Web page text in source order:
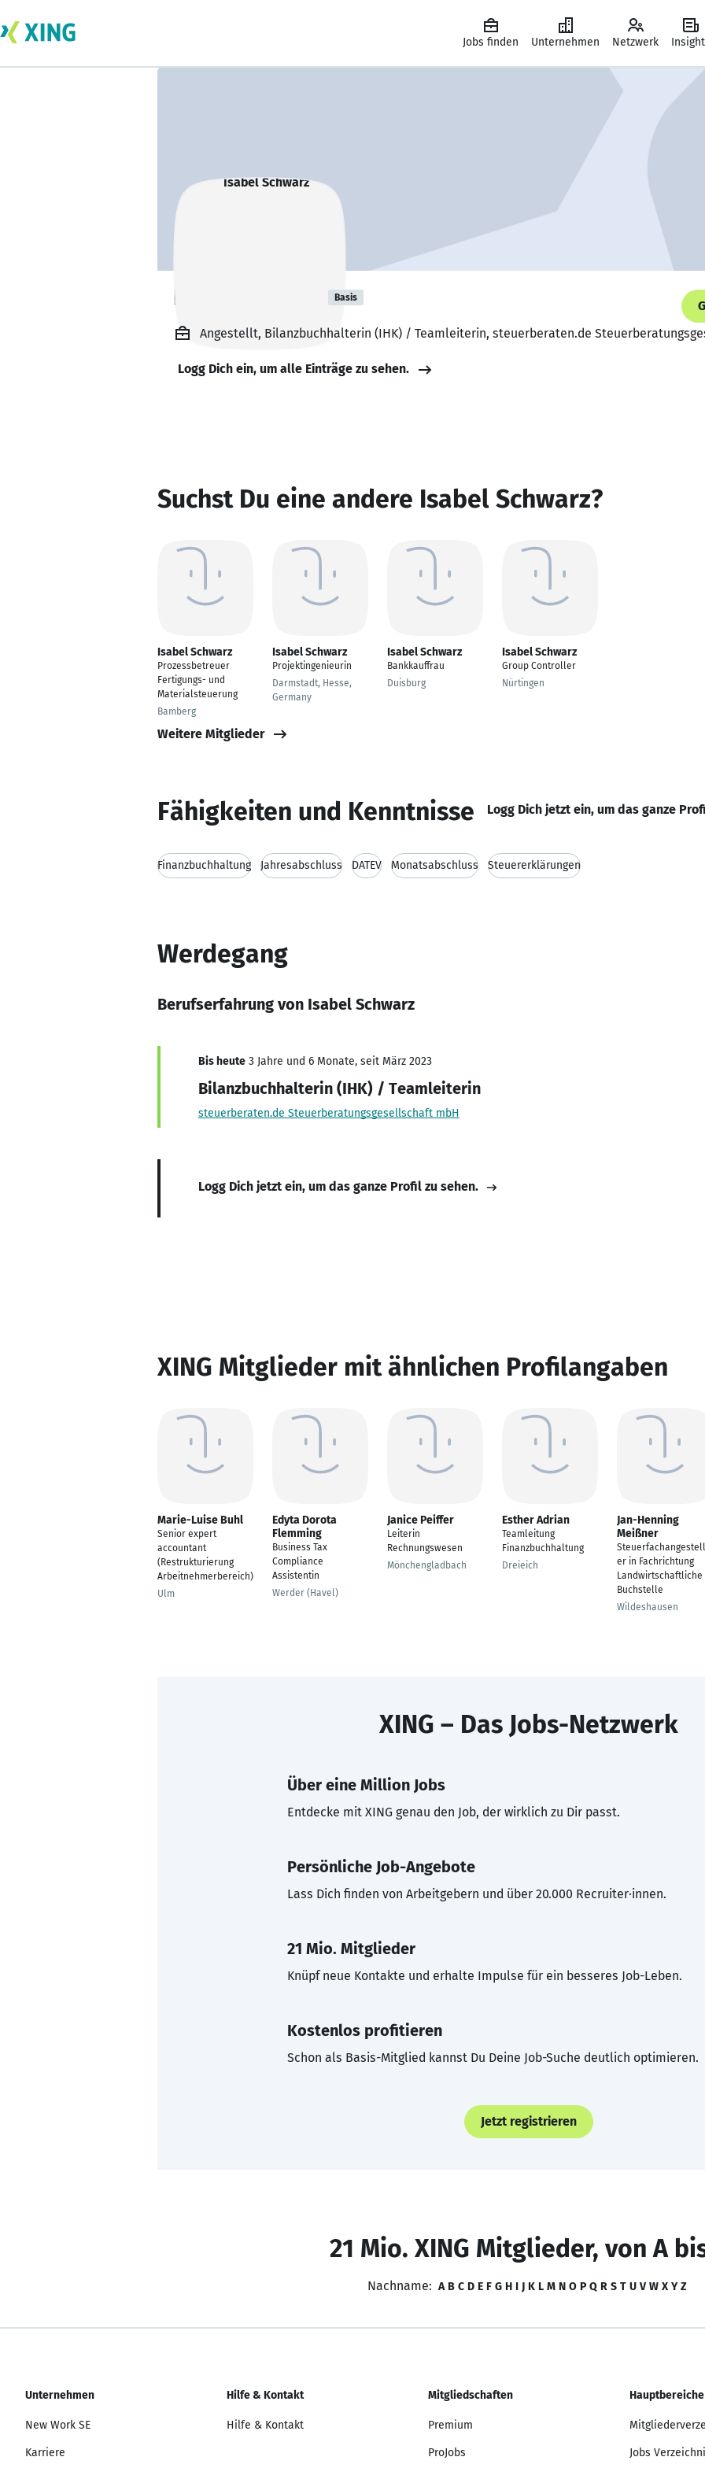
Jobs finden Unternehmen Netzwerk
Isabel Schwarz Basis
Angestellt, Bilanzbuchhalterin (IHK) / Teamleiterin, steuerberaten.de
Logg Dich ein, um alle Einträge zu sehen.
Suchst Du eine andere Isabel Schwarz?
Isabel Schwarz
Prozessbetreuer
Fertigungs- und
Materialsteuerung
Bamberg
Isabel Schwarz
Projektingenieurin
Darmstadt, Hesse,
Germany
Isabel Schwarz
Bankkauffrau
Duisburg
Isabel Schwarz
Group Controller
Nürtingen
Weitere Mitglieder
Fähigkeiten und Kenntnisse Logg Dich jetzt ein, um das ganze
Finanzbuchhaltung Jahresabschluss DATEV Monatsabschluss Steuererklärungen
Werdegang
Berufserfahrung von Isabel Schwarz
Bis heute 3 Jahre und 6 Monate, seit März 2023
Bilanzbuchhalterin (IHK) / Teamleiterin
steuerberaten.de Steuerberatungsgesellschaft mbH
Logg Dich jetzt ein, um das ganze Profil zu sehen.
XING Mitglieder mit ähnlichen Profilangaben
Marie-Luise Buhl
Senior expert
accountant
(Restrukturierung
Arbeitnehmerbereich)
Ulm
Edyta Dorota
Flemming
Business Tax
Compliance
Assistentin
Werder (Havel)
Janice Peiffer
Leiterin
Rechnungswesen
Mönchengladbach
Esther Adrian
Teamleitung
Finanzbuchhaltung
Dreieich
Jan-Henning
Meißner
er in Fachrichtung
Landwirtschaftliche
Buchstelle
Wildeshausen
XING – Das Jobs-Netzwerk
Über eine Million Jobs
Entdecke mit XING genau den Job, der wirklich zu Dir passt.
Persönliche Job-Angebote
Lass Dich finden von Arbeitgebern und über 20.000 Recruiter·innen.
21 Mio. Mitglieder
Knüpf neue Kontakte und erhalte Impulse für ein besseres Job-Leben.
Kostenlos profitieren
Schon als Basis-Mitglied kannst Du Deine Job-Suche deutlich optimieren.
Jetzt registrieren
21 Mio. XING Mitglieder, von A
Nachname: A B C D E F G H I J K L M N O P Q R S T U V W X Y Z
Unternehmen
New Work SE
Karriere
Hilfe & Kontakt
Hilfe & Kontakt
Mitgliedschaften
Premium
ProJobs
Hauptbereiche
Jobs